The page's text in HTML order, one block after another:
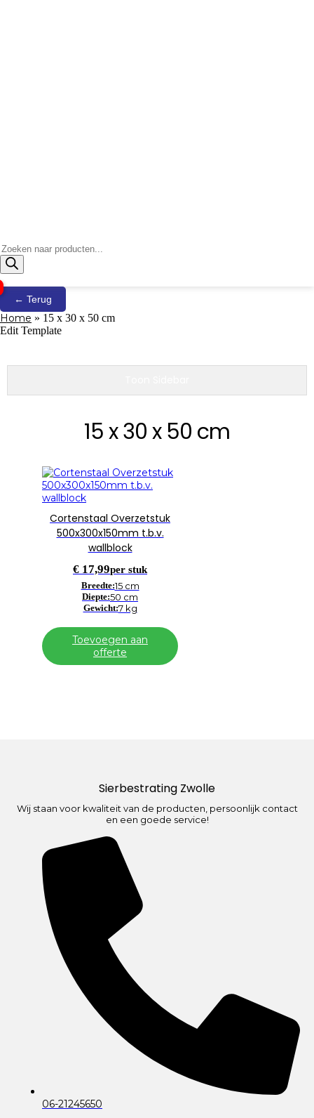
Producten
zoeken
← Terug
Home » 15 x 30 x 50 cm
Edit Template
15 x 30 x 50 cm
Cortenstaal Overzetstuk
500x300x150mm t.b.v.
wallblock
€ 17,99per stuk
Breedte:15 cm
Diepte:50 cm
Gewicht:7 kg
Toevoegen aan
offerte
Sierbestrating Zwolle
Wij staan voor kwaliteit van de producten, persoonlijk contact
en een goede service!
06-21245650